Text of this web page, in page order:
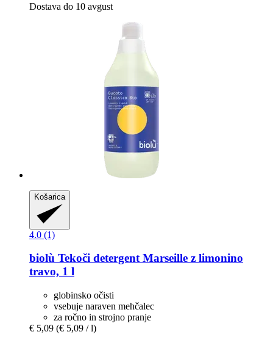
Dostava do 10 avgust
Košarica
4.0 (1)
biolù Tekoči detergent Marseille z limonino
travo, 1 l
globinsko očisti
vsebuje naraven mehčalec
za ročno in strojno pranje
€ 5,09 (€ 5,09 / l)